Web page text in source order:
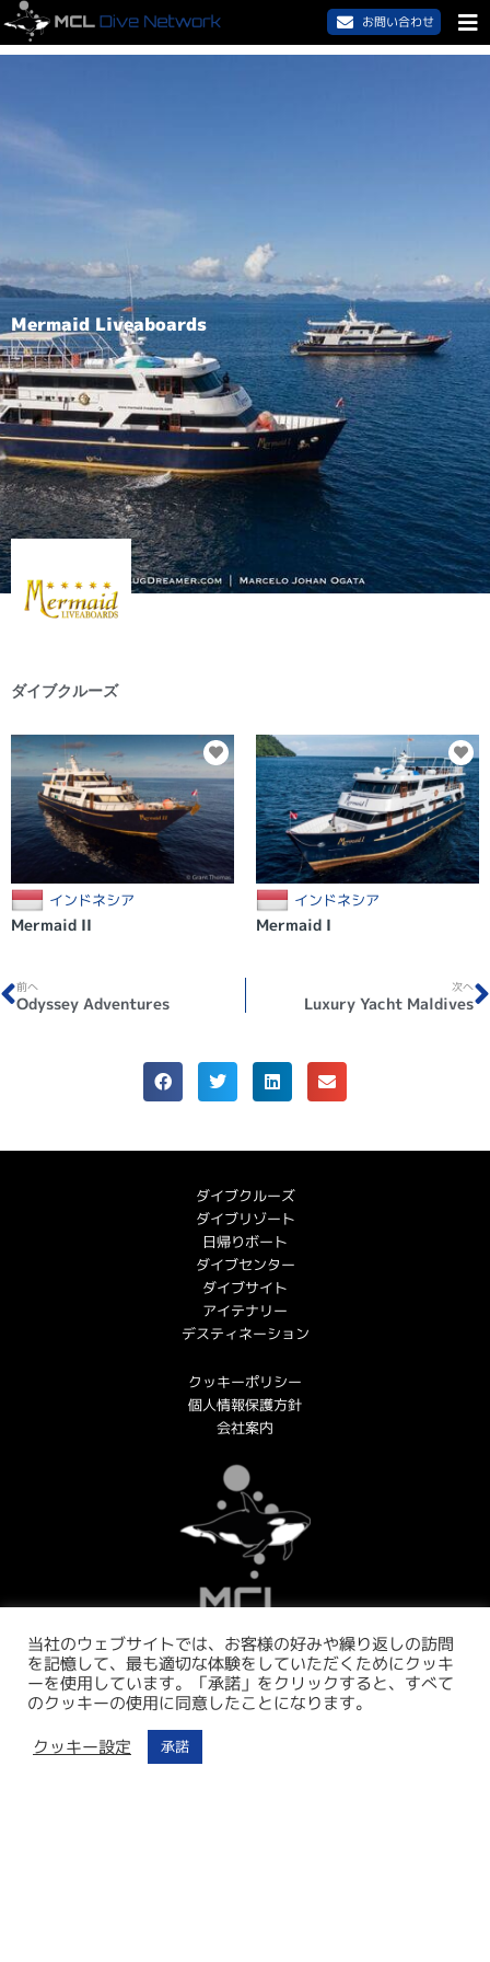
お問い合わせ
Mermaid Liveaboards
ダイブクルーズ
インドネシア
Mermaid II
インドネシア
Mermaid I
前へ
Odyssey Adventures
次へ
Luxury Yacht Maldives
ダイブクルーズ
ダイブリゾート
日帰りボート
ダイブセンター
ダイブサイト
アイテナリー
デスティネーション
クッキーポリシー
個人情報保護方針
会社案内
当社のウェブサイトでは、お客様の好みや繰り返しの訪問
を記憶して、最も適切な体験をしていただくためにクッキ
ーを使用しています。「承諾」をクリックすると、すべて
のクッキーの使用に同意したことになります。
クッキー設定
承諾